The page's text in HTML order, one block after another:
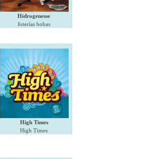
Hidrogenesse
Joterías bobas
High Times
High Times